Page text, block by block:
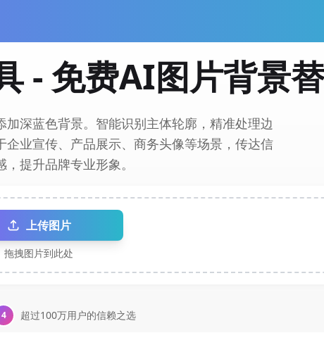
- 免费AI图片背景
深蓝色背景。智能识别主体轮廓，精准处理边
业宣传、产品展示、商务头像等场景，传达信
，提升品牌专业形象。
上传图片
拖拽图片到此处
4 超过100万用户的信赖之选